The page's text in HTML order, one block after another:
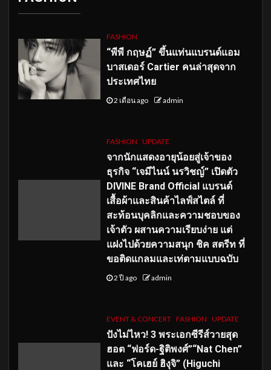
FASHION
“พีพี กฤษฏ์” ขึ้นแท่นแบรนด์แอม
บาสเดอร์ Cartier คนล่าสุดจาก
ประเทศไทย
2 เดือน ago admin
FASHION UPDATE
จากนักแสดงอายุน้อยสู่เจ้าของ
ธุรกิจ “เจมีไนน์ นรวิชญ์” เปิดตัว
DIVINE Brand Official แบรนด์
เสื้อผ้าและสินค้าไลฟ์สไตล์ ที่
สะท้อนบุคลิกและความชอบของ
เจ้าตัว ผสานความเรียบง่าย แต่
แฝงไปด้วยความสนุก ชิค สตรีท ที่
ขอติดแกลมและเท่ตามแบบฉบับ
2 ปี ago admin
EVENT & CONCERT FASHION UPDATE
ปังไม่ไหว! 3 พระเอกซีรีส์วายสุด
ฮอต “ฟอร์ด-ฐิติพงศ์”“Nat Chen”
และ “โคเฮย์ ฮิงุจิ” (Higuchi